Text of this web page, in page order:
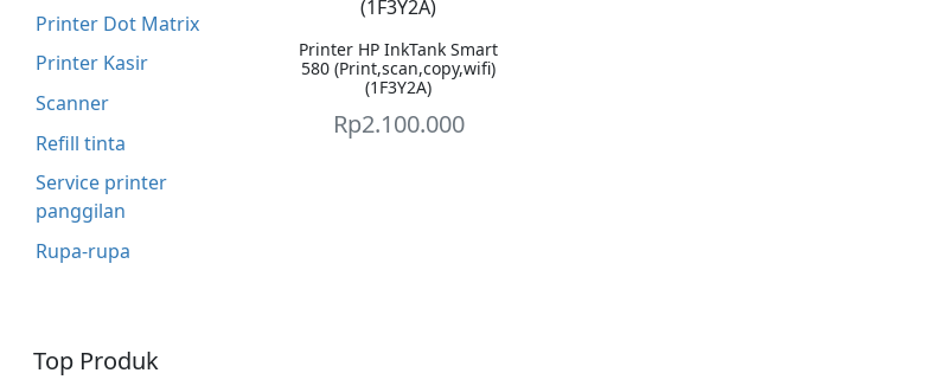
Printer Dot Matrix
Printer Kasir
Scanner
Refill tinta
Service printer
panggilan
Rupa-rupa
Top Produk
Printer HP InkTank Smart
580 (Print,scan,copy,wifi)
(1F3Y2A)
Rp2.100.000